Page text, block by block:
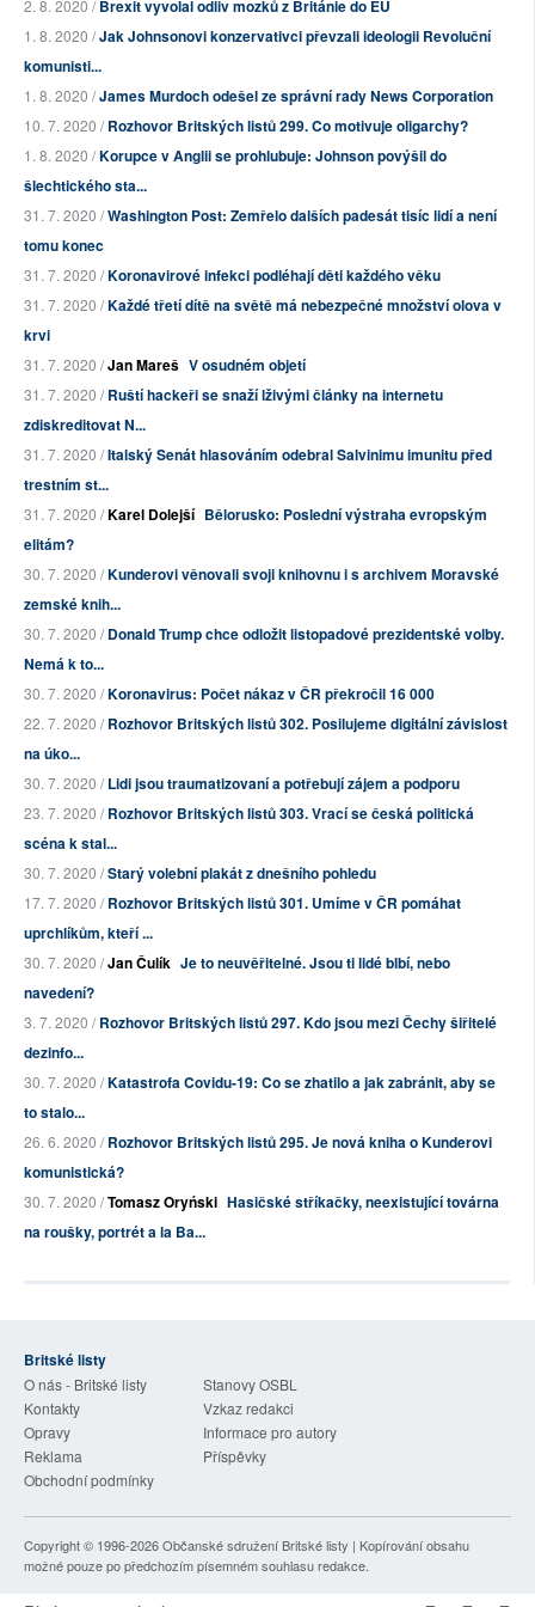
2. 8. 2020 /Brexit vyvolal odliv mozků z Británie do EU
1. 8. 2020 /Jak Johnsonovi konzervativci převzali ideologii Revoluční
komunisti...
1. 8. 2020 /James Murdoch odešel ze správní rady News Corporation
10. 7. 2020 /Rozhovor Britských listů 299. Co motivuje oligarchy?
1. 8. 2020 /Korupce v Anglii se prohlubuje: Johnson povýšil do
šlechtického sta...
31. 7. 2020 /Washington Post: Zemřelo dalších padesát tisíc lidí a není
tomu konec
31. 7. 2020 /Koronavirové infekci podléhají děti každého věku
31. 7. 2020 /Každé třetí dítě na světě má nebezpečné množství olova v
krvi
31. 7. 2020 /Jan Mareš V osudném objetí
31. 7. 2020 /Ruští hackeři se snaží lživými články na internetu
zdiskreditovat N...
31. 7. 2020 /Italský Senát hlasováním odebral Salvinimu imunitu před
trestním st...
31. 7. 2020 /Karel Dolejší Bělorusko: Poslední výstraha evropským
elitám?
30. 7. 2020 /Kunderovi věnovali svoji knihovnu i s archivem Moravské
zemské knih...
30. 7. 2020 /Donald Trump chce odložit listopadové prezidentské volby.
Nemá k to...
30. 7. 2020 /Koronavirus: Počet nákaz v ČR překročil 16 000
22. 7. 2020 /Rozhovor Britských listů 302. Posilujeme digitální závislost
na úko...
30. 7. 2020 /Lidi jsou traumatizovaní a potřebují zájem a podporu
23. 7. 2020 /Rozhovor Britských listů 303. Vrací se česká politická
scéna k stal...
30. 7. 2020 /Starý volební plakát z dnešního pohledu
17. 7. 2020 /Rozhovor Britských listů 301. Umíme v ČR pomáhat
uprchlíkům, kteří ...
30. 7. 2020 /Jan Čulík Je to neuvěřitelné. Jsou ti lidé blbí, nebo
navedení?
3. 7. 2020 /Rozhovor Britských listů 297. Kdo jsou mezi Čechy šiřitelé
dezinfo...
30. 7. 2020 /Katastrofa Covidu-19: Co se zhatilo a jak zabránit, aby se
to stalo...
26. 6. 2020 /Rozhovor Britských listů 295. Je nová kniha o Kunderovi
komunistická?
30. 7. 2020 /Tomasz Oryński Hasičské stříkačky, neexistující továrna
na roušky, portrét a la Ba...
Britské listy
O nás - Britské listy
Stanovy OSBL
Kontakty
Vzkaz redakci
Opravy
Informace pro autory
Reklama
Příspěvky
Obchodní podmínky
Copyright © 1996-2026Občanské sdružení Britské listy | Kopírování obsahu
možné pouze po předchozím písemném souhlasu redakce.